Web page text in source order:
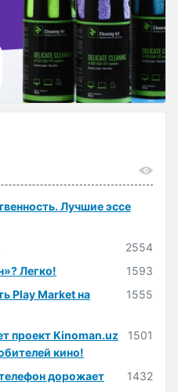
Лучшие эссе
2554
Легко!
1593
Play Market на
1555
проект Kinoman.uz
кино!
1501
дорожает
1432